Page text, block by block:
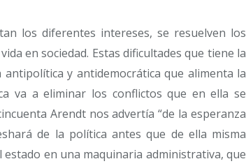
los diferentes intereses, se resuelven los
en sociedad. Estas dificultades que tiene la
y antidemocrática que alimenta la
va a eliminar los conflictos que en ella se
Arendt nos advertía “de la esperanza
de la política antes que de ella misma
en una maquinaria administrativa, que